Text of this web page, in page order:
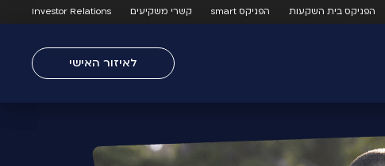
הפניקס בית השקעות הפניקס smart קשרי משקיעים Investor Relations
לאיזור האישי